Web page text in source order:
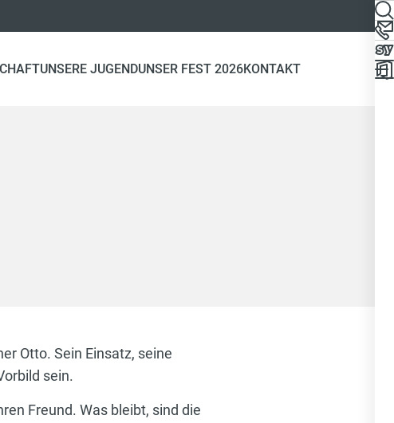
UNSERE JUGENDUNSER FEST 2026KONTAKT
Otto. Sein Einsatz, seine
sein.
Freund. Was bleibt, sind die